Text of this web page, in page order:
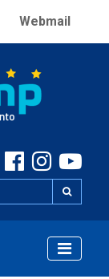
Webmail